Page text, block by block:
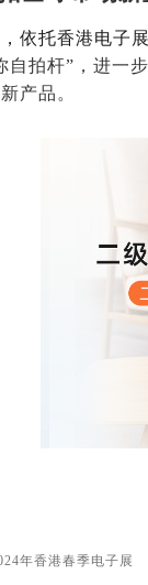
依托香港电子
自拍杆”，进一
产品。
年香港春季电子展